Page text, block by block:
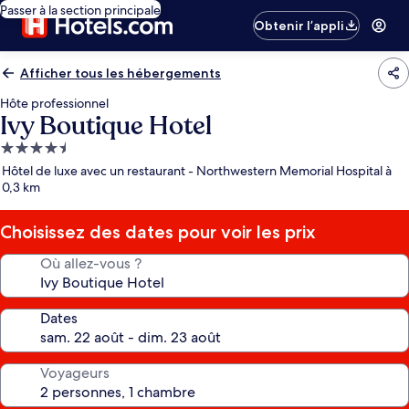
Passer à la section principale
Obtenir l’appli
Afficher tous les hébergements
Hôte professionnel
Ivy Boutique Hotel
Hébergement
4.5 étoiles
Hôtel de luxe avec un restaurant - Northwestern Memorial Hospital à
0,3 km
Choisissez des dates pour voir les prix
Où allez-vous ?
Dates
Voyageurs